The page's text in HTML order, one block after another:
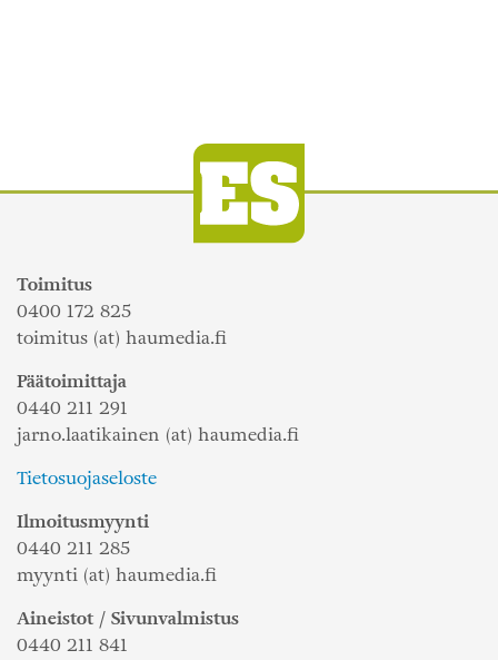
Toimitus
0400 172 825
toimitus (at) haumedia.fi
Päätoimittaja
0440 211 291
jarno.laatikainen (at) haumedia.fi
Tietosuojaseloste
Ilmoitusmyynti
0440 211 285
myynti (at) haumedia.fi
Aineistot / Sivunvalmistus
0440 211 841